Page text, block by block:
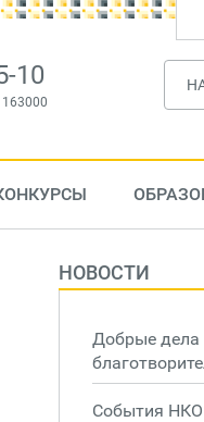
10
163000
НОВОСТИ
Добрые дела
События НКО